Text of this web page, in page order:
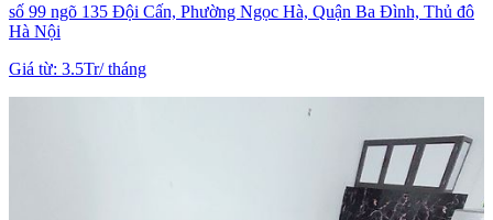
số 99 ngõ 135 Đội Cấn, Phường Ngọc Hà, Quận Ba Đình, Thủ đô
Hà Nội
Giá từ: 3.5Tr/tháng